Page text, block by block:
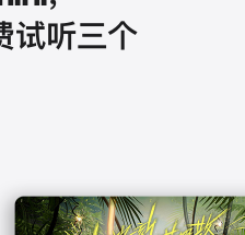
听三个